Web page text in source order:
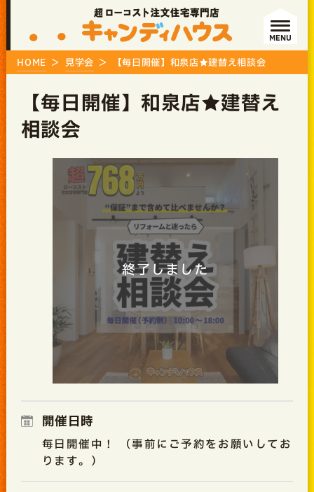
MENU
HOME 見学会 【毎日開催】和泉店★建替え相談会
【毎日開催】和泉店★建替え
相談会
終了しました
開催日時
毎日開催中！ （事前にご予約をお願いしてお
ります。）